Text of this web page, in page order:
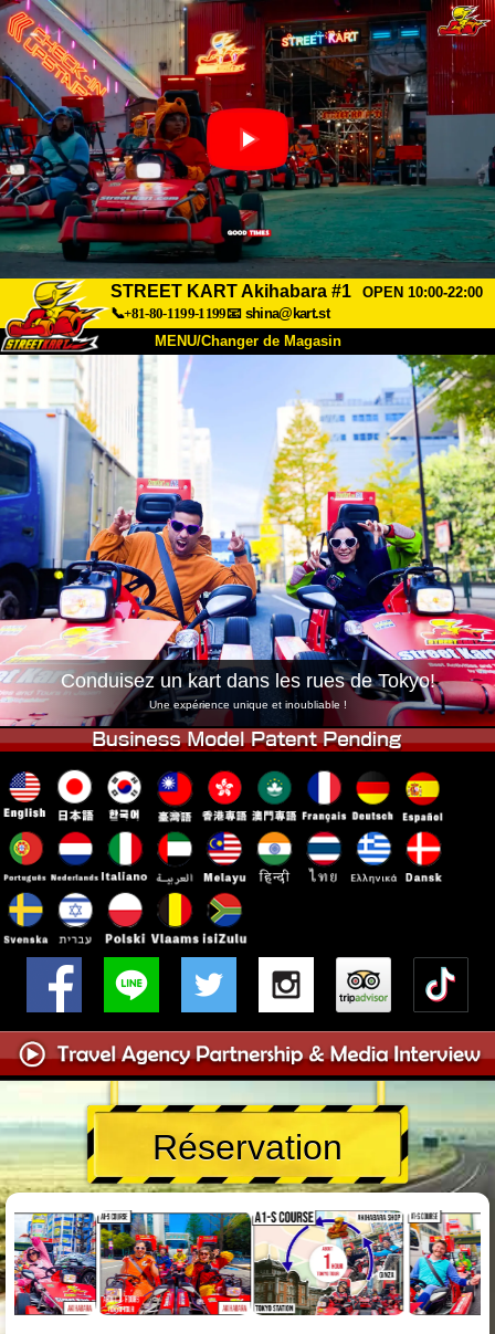
STREET KART Akihabara #1
OPEN 10:00-22:00
📞+81-80-1199-1199📧 shina@kart.st
MENU/Changer de Magasin
À Propos Caractéristiques Tarifs
Accès FAQ
Entreprise Réservation
Changer de Magasin
Tokyo Shinagawa Tokyo Akihabara#1
Tokyo Akihabara#2 Tokyo Shibuya
Tokyo Shibuya Annexe Baie de Tokyo
Tokyo Asakusa Osaka
Okinawa
Conduisez un kart dans les rues de Tokyo!
Une expérience unique et inoubliable !
Réservation